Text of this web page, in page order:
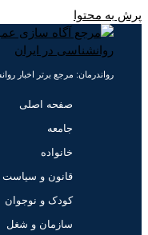
پرش به محتوا
رواندرمان: مرجع برتر اخبار
صفحه اصلی
جامعه
خانواده
قانون و سیاست
کودک و نوجوان
سازمان و شغل